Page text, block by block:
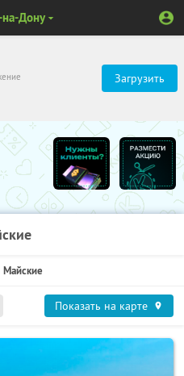
Загрузить
на-Дону
Майские
Показать на карте